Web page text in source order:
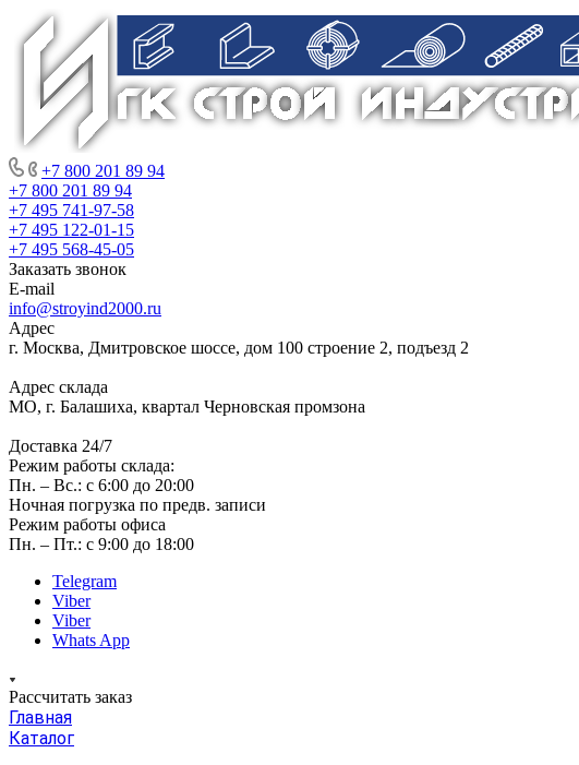
+7 800 201 89 94
+7 800 201 89 94
+7 495 741-97-58
+7 495 122-01-15
+7 495 568-45-05
Заказать звонок
E-mail
info@stroyind2000.ru
Адрес
г. Москва, Дмитровское шоссе, дом 100 строение 2, подъезд 2
Адрес склада
МО, г. Балашиха, квартал Черновская промзона
Доставка 24/7
Режим работы склада:
Пн. – Вс.: с 6:00 до 20:00
Ночная погрузка по предв. записи
Режим работы офиса
Пн. – Пт.: с 9:00 до 18:00
Telegram
Viber
Viber
Whats App
Рассчитать заказ
Главная
Каталог